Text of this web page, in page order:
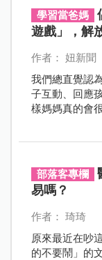
全面成長。
學習當爸媽
遊戲」，解
作者： 妞新聞
我們總直覺認
子互動、回應
樣媽媽真的會
部落客專欄
易嗎？
作者： 琦琦
原來最近在吵
的不要鬧」的